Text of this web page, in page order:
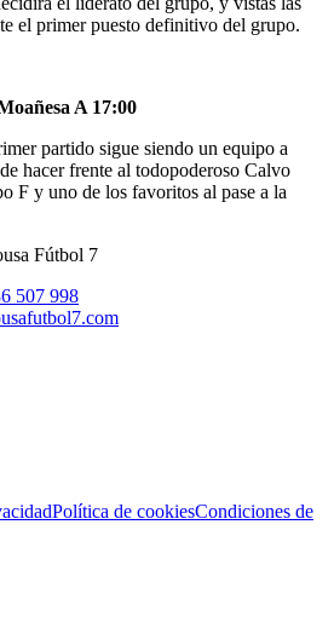
el primer puesto definitivo del grupo.
A 17:00
partido sigue siendo un equipo a
hacer frente al todopoderoso Calvo
F y uno de los favoritos al pase a la
Fútbol 7
507 998
Política de cookiesCondiciones de